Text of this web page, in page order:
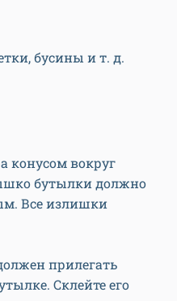
бусины и т. д.
конусом вокруг
бутылки должно
Все излишки
прилегать
Склейте его